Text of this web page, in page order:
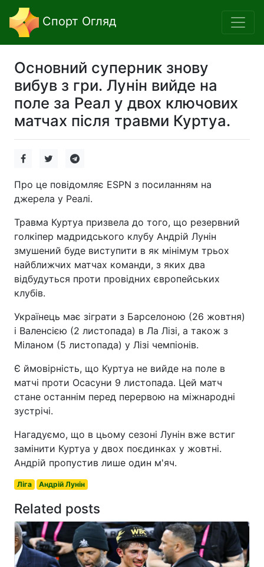
Спорт Огляд
Основний суперник знову
вибув з гри. Лунін вийде на
поле за Реал у двох ключових
матчах після травми Куртуа.
Про це повідомляє ESPN з посиланням на
джерела у Реалі.
Травма Куртуа призвела до того, що резервний
голкіпер мадридського клубу Андрій Лунін
змушений буде виступити в як мінімум трьох
найближчих матчах команди, з яких два
відбудуться проти провідних європейських
клубів.
Українець має зіграти з Барселоною (26 жовтня)
і Валенсією (2 листопада) в Ла Лізі, а також з
Міланом (5 листопада) у Лізі чемпіонів.
Є ймовірність, що Куртуа не вийде на поле в
матчі проти Осасуни 9 листопада. Цей матч
стане останнім перед перервою на міжнародні
зустрічі.
Нагадуємо, що в цьому сезоні Лунін вже встиг
замінити Куртуа у двох поєдинках у жовтні.
Андрій пропустив лише один м'яч.
Ліга Андрій Лунін
Related posts